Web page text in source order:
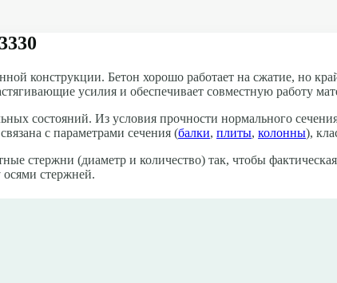
конструкции. Бетон хорошо работает на сжатие, но
усилия и обеспечивает совместную работу
состояний. Из условия прочности нормального
с параметрами сечения (балки, плиты, колонны),
стержни (диаметр и количество) так, чтобы
осями стержней.